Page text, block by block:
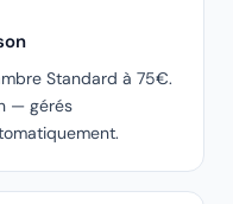
Standard à 75€.
— gérés